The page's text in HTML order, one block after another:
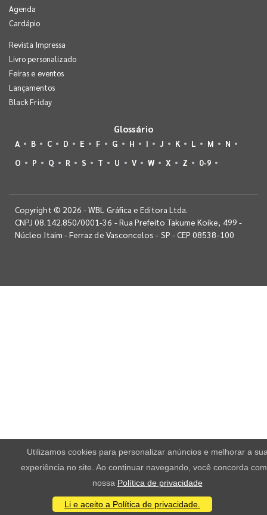
Agenda
Cardápio
Revista Impressa
Livro personalizado
Feiras e eventos
Lançamentos
Black Friday
Glossário
A B C D E F G H I J K L M
N
O
P Q R S T U V W X Z 0-9
Copyright © 2026 - WBL Gráfica e Editora Ltda.
CNPJ 08.142.850/0001-36 - Rua Prefeito Takume Koike, 499 -
Núcleo Itaim - Ferraz de Vasconcelos - SP - CEP 08538-100
Utilizamos cookies para personalizar anúncios e melhorar a
experiência no site. Ao continuar navegando, você concorda
nossa Política de privacidade
Li e aceito a Política de privacidade.